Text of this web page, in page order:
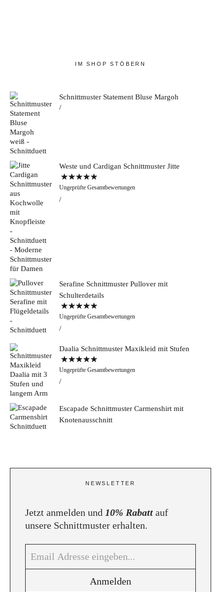
IM SHOP STÖBERN
Schnittmuster Statement Bluse Margoh
Weste und Cardigan Schnittmuster Jitte
Bewertet mit
5.00von 5
Ungeprüfte Gesamtbewertungen
Serafine Schnittmuster Pullover mit
Schulterdetails
Bewertet mit
5.00von 5
Ungeprüfte Gesamtbewertungen
Daalia Schnittmuster Maxikleid mit Stufen
5.00von 5
Ungeprüfte Gesamtbewertungen
Escapade Schnittmuster Carmenshirt mit
Knotenausschnitt
NEWSLETTER
Jetzt anmelden und 10% Rabatt auf
unsere Schnittmuster erhalten.